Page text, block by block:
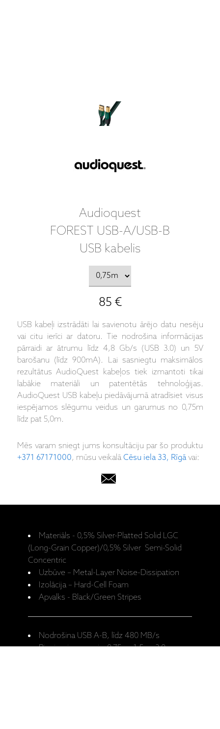
Audioquest
FOREST USB-A/USB-B
USB kabelis
85 €
USB kabeļi izstrādāti lai savienotu ārējo datu nesēju
vai citu ierīci ar datoru. Tie nodrošina informācijas
pārraidi ar ātrumu līdz 4,8 Gb/s (USB 3.0) un 5V
barošanu (līdz 900mA). Lai sasniegtu maksimālos
rezultātus AudioQuest kabeļos tiek izmantoti tikai
labākie materiāli un patentētās tehnoloģijas.
AudioQuest USB kabeļu piedāvājumā atradīsiet visus
iespējamos slēgumu veidus un garumus no 0,75m
līdz pat 5,0m.
Mēs varam sniegt jums konsultāciju par šo produktu
+371 67171000, mūsu veikalāCēsu iela 33, Rīgāvai:
Materiāls - 0,5% Silver-Platted Solid LGC
(Long-Grain Copper)/0,5% Silver Semi-Solid
Concentric
Uzbūve – Metal-Layer Noise-Dissipation
Izolācija – Hard-Cell Foam
Apvalks - Black/Green Stripes
Nodrošina USB A-B, līdz 480 MB/s
Pieejamie garumi – 0,75m, 1,5m, 3,0m,